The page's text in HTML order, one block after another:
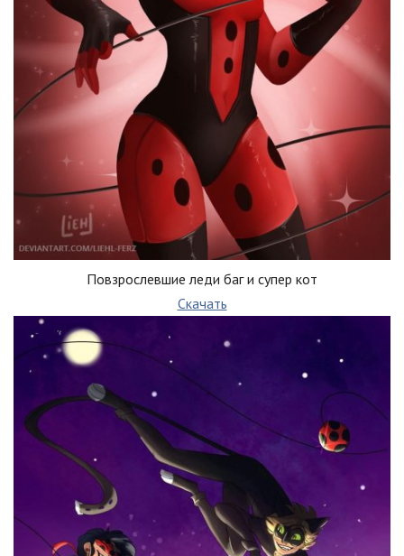
Повзрослевшие леди баг и супер кот
Скачать